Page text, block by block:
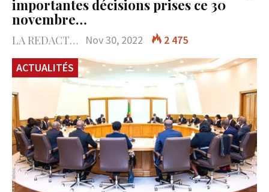
importantes décisions prises ce 30
novembre…
LA REDACTION Nov 30, 2022
2 475
ACTUALITÉS